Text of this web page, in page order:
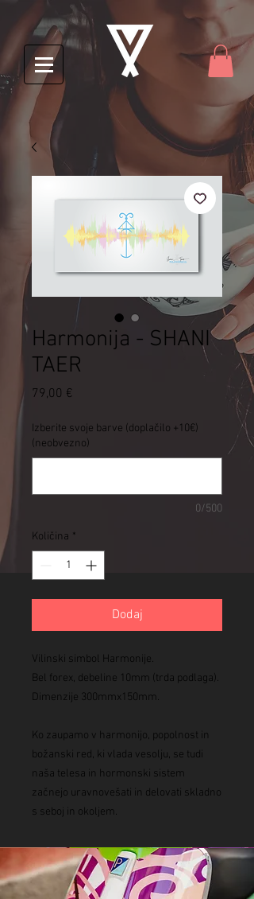
Harmonija - SHANI
TAER
79,00 €
Izberite svoje barve (doplačilo +10€)
(neobvezno)
0/500
Količina *
Dodaj
Vilinski simbol Harmonije.
Bel forex, debeline 10mm (trda podlaga).
Dimenzije 300mmx150mm.
Ko zaupamo v harmonijo, popolnost in
božanski red, ki vlada vesolju, se tudi
naša telesa in hormonski sistem
začnejo uravnovešati in delovati skladno
s seboj in okoljem.